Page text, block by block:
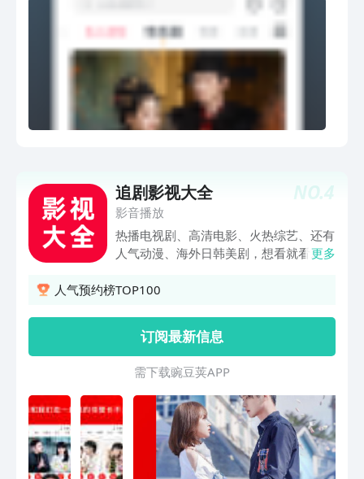
关山、偷偷藏不住、莲花楼、甄嬛传热电
影：流浪地球2、河边的错误、前任4；
英年早婚、消失的她热综艺：向往的生
活、你好，星期六、密室大逃脱、花儿与
少年追动漫：名侦探柯南、鬼灭之刃、间
谍过家家、熊出没影视大全快看聚合了超
多影视平台任你选择！
NO.4
追剧影视大全
影音播放
热播电视剧、高清电影、火热综艺、还有
人气动漫、海外日韩美剧，想看就看。免
视剧、综艺、动漫、八卦等丰富的高清视
供无与伦比的观看体验，就是要给你好
看！
更多
人气预约榜TOP100
订阅最新信息
需 下 载 豌 豆 荚 A P P